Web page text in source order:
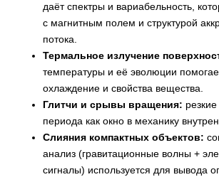
даёт спектры и вариабельность,
с магнитным полем и структурой
потока.
Термальное излучение
температуры и её эволюции
охлаждение и свойства вещества.
Глитчи и срывы вращения:
периода как окно в механику
Слияния компактных объектов:
анализ (гравитационные волны +
сигналы) используется для вывода